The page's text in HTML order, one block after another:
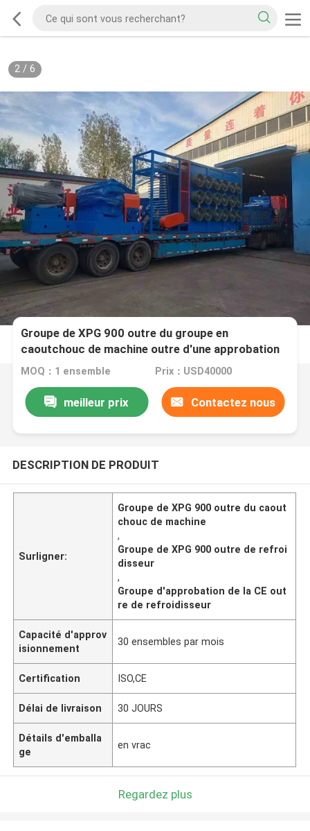
2/ 6
Groupe de XPG 900 outre du groupe en
caoutchouc de machine outre d'une approbation
plus fraîche de la CE d'OIN
MOQ：1 ensemble Prix：USD40000
meilleur prix Contactez nous
DESCRIPTION DE PRODUIT
Surligner:
Groupe de XPG 900 outre du caout
chouc de machine
,
Groupe de XPG 900 outre de refroi
disseur
,
Groupe d'approbation de la CE out
re de refroidisseur
Capacité d'approv
isionnement
30 ensembles par mois
Certification ISO,CE
Délai de livraison 30 JOURS
Détails d'emballa
ge
en vrac
Regardez plus